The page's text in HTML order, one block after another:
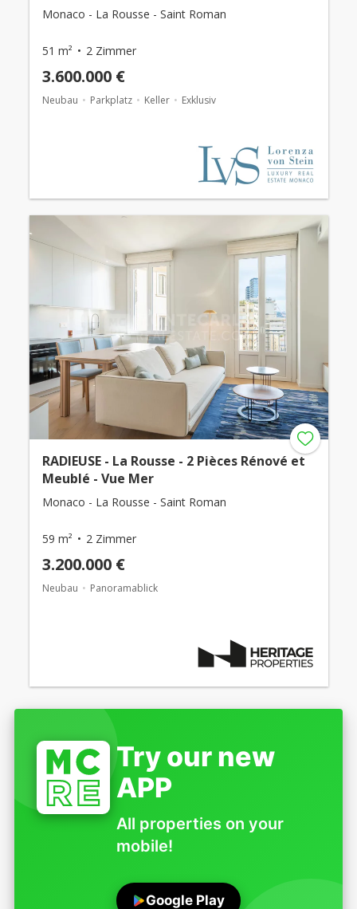
Monaco - La Rousse - Saint Roman
51 m² 2 Zimmer
3.600.000 €
Neubau Parkplatz Keller Exklusiv
RADIEUSE - La Rousse - 2 Pièces Rénové et
Meublé - Vue Mer
Monaco - La Rousse - Saint Roman
59 m² 2 Zimmer
3.200.000 €
Neubau Panoramablick
Try our new
APP
All properties on your
mobile!
Google Play